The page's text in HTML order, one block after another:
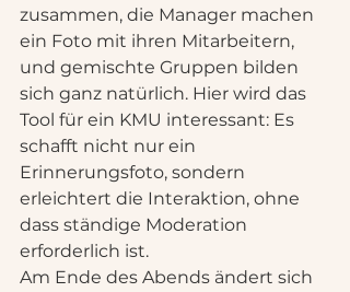
zusammen, die Manager machen
ein Foto mit ihren Mitarbeitern,
und gemischte Gruppen bilden
sich ganz natürlich. Hier wird das
Tool für ein KMU interessant: Es
schafft nicht nur ein
Erinnerungsfoto, sondern
erleichtert die Interaktion, ohne
dass ständige Moderation
erforderlich ist.
Am Ende des Abends ändert sich